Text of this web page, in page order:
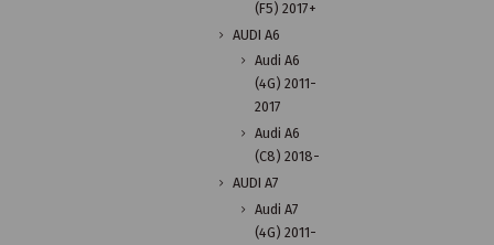
(F5) 2017+
AUDI A6
Audi A6
(4G) 2011-
2017
Audi A6
(C8) 2018-
AUDI A7
Audi A7
(4G) 2011-